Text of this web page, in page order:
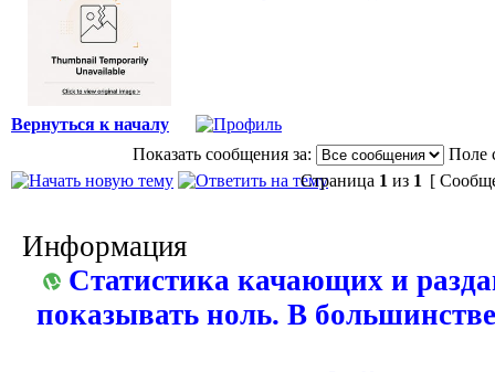
Вернуться к началу
Показать сообщения за:
Поле
Страница 1 из 1 [
Информация
Статистика качающих и
показывать ноль. В